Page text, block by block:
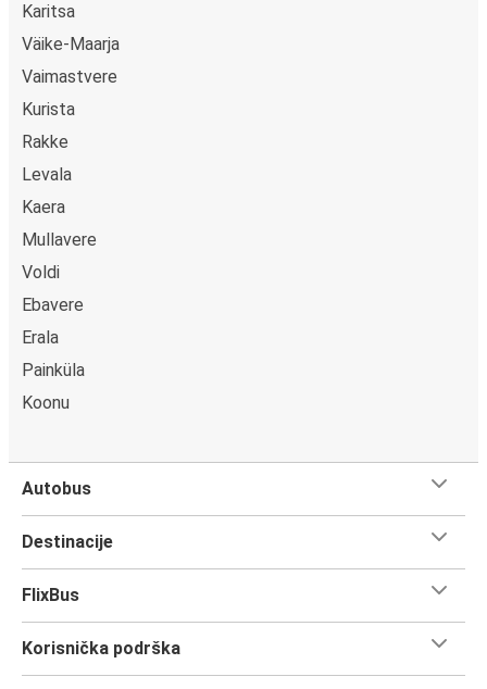
Karitsa
Väike-Maarja
Vaimastvere
Kurista
Rakke
Levala
Kaera
Mullavere
Voldi
Ebavere
Erala
Painküla
Koonu
Autobus
Destinacije
FlixBus
Korisnička podrška